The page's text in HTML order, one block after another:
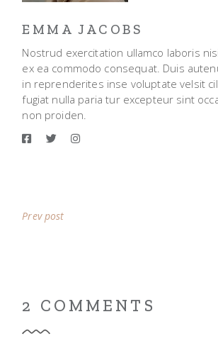
EMMA JACOBS
Nostrud exercitation ullamco laboris
ex ea commodo consequat. Duis
in reprenderites inse voluptate velsit
fugiat nulla paria tur excepteur sint
non proiden.
Prev post
2 COMMENTS